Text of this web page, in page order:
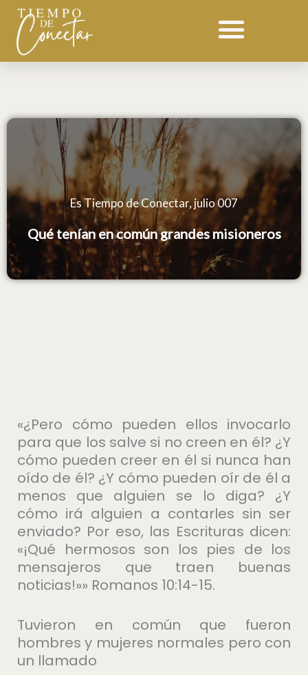
contenido
Devocional 007 julio
Es Tiempo de Conectar, julio 007
Qué tenían en común grandes misioneros
«¿Pero cómo pueden ellos invocarlo
para que los salve si no creen en él? ¿Y
cómo pueden creer en él si nunca han
oído de él? ¿Y cómo pueden oír de él a
menos que alguien se lo diga? ¿Y
cómo irá alguien a contarles sin ser
enviado? Por eso, las Escrituras dicen:
«¡Qué hermosos son los pies de los
mensajeros que traen buenas
noticias!»» Romanos 10:14-15.
Tuvieron en común que fueron
hombres y mujeres normales pero con
un llamado